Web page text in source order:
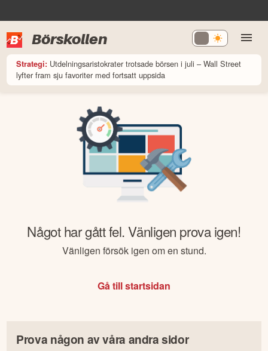
Börskollen
Strategi: Utdelningsaristokrater trotsade börsen i juli – Wall Street
lyfter fram sju favoriter med fortsatt uppsida
Något har gått fel. Vänligen prova igen!
Vänligen försök igen om en stund.
Gå till startsidan
Prova någon av våra andra sidor